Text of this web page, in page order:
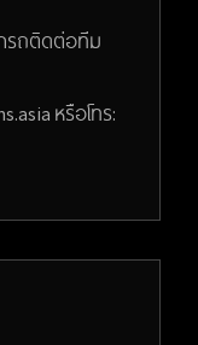
ารถติดต่อทีม
หรือโทร: